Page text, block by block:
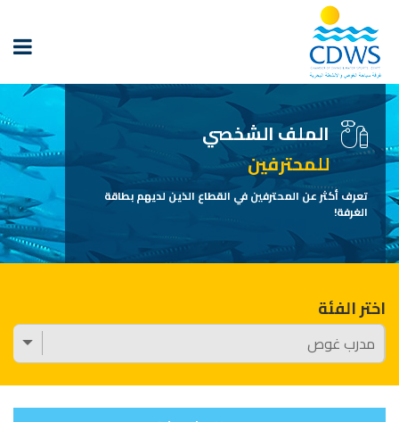
الملف الشخصي
للمحترفين
تعرف أكثر عن المحترفين في القطاع الذين لديهم بطاقة
الغرفة!
اختر الفئة